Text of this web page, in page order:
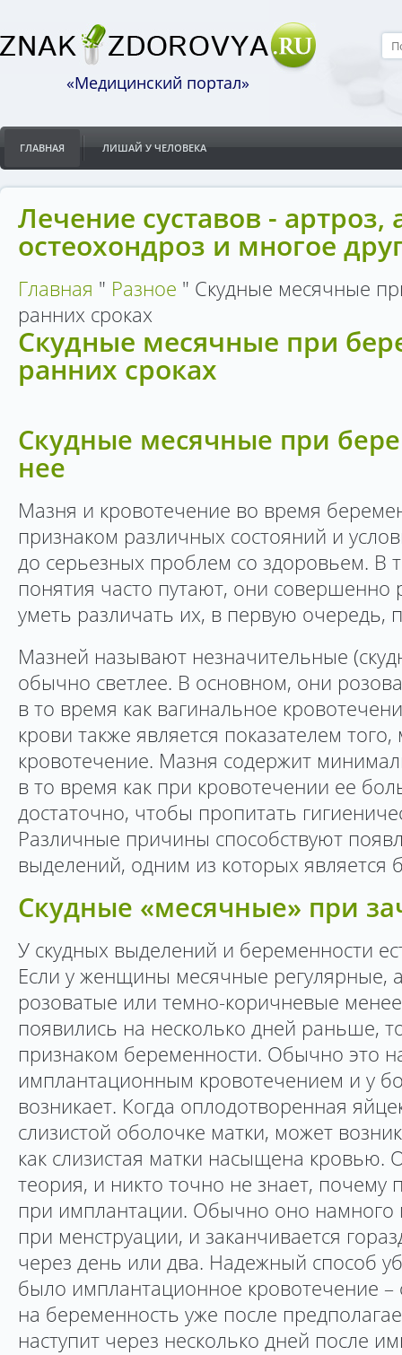
«Медицинский портал»
ГЛАВНАЯ ЛИШАЙ У ЧЕЛОВЕКА
Лечение суставов - артроз,
остеохондроз и многое
Главная " Разное " Скудные месячные
ранних сроках
Скудные месячные при
ранних сроках
Скудные месячные при
нее
Мазня и кровотечение во время
признаком различных состояний и
до серьезных проблем со здоровьем. В
понятия часто путают, они
уметь различать их, в первую очередь,
Мазней называют незначительные
обычно светлее. В основном, они
в то время как вагинальное
крови также является показателем
кровотечение. Мазня содержит
в то время как при кровотечении ее
достаточно, чтобы пропитать
Различные причины способствуют
выделений, одним из которых является
Скудные «месячные» при
У скудных выделений и беременности
Если у женщины месячные регулярные, а
розоватые или темно-коричневые
появились на несколько дней раньше,
признаком беременности. Обычно это
имплантационным кровотечением и у
возникает. Когда оплодотворенная
слизистой оболочке матки, может
как слизистая матки насыщена кровью.
теория, и никто точно не знает, почему
при имплантации. Обычно оно намного
при менструации, и заканчивается
через день или два. Надежный способ
было имплантационное кровотечение –
на беременность уже после
наступит через несколько дней после